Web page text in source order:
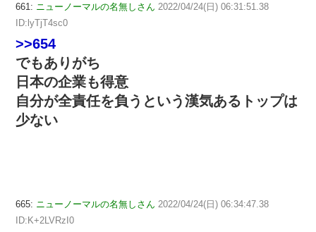
661: ニューノーマルの名無しさん 2022/04/24(日) 06:31:51.38
ID:lyTjT4sc0
>>654
でもありがち
日本の企業も得意
自分が全責任を負うという漢気あるトップは
少ない
665: ニューノーマルの名無しさん 2022/04/24(日) 06:34:47.38
ID:K+2LVRzI0